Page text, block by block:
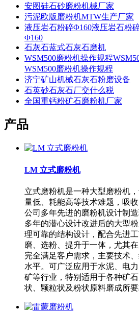
安图硅石砂磨粉机械厂家
污泥欧版磨粉机MTW生产厂家
液压岩石粉碎Φ160液压岩石粉
Φ160
石灰石蓝式石灰石磨机
WSM500磨粉机操作规程
WSM500磨粉机操作规程
济宁矿山机械石灰石粉磨设备
石英砂石灰石厂交什么税
全国重钙粉矿石磨粉机厂家
产品
LM 立式磨粉机
立式磨粉机是一种大型磨粉机
量低、耗能高等技术难题，吸
公司多年先进的磨粉机设计制
多年的潜心设计改进后的大型
理可靠的结构设计，配合先进
磨、选粉、提升于一体，尤其
完全满足客户需求，主要技术
水平。可广泛应用于水泥、电
矿等行业，特别适用于各种矿
状、颗粒状及粉状原料磨成所要